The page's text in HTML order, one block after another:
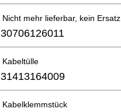
Nicht mehr lieferbar, kein Ersatz
30706126011
Kabeltülle
31413164009
Kabelklemmstück